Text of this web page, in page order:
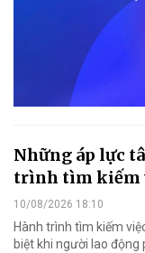
Những áp lực
trình tìm kiếm
10/08/2026 18:10
Hành trình tìm kiếm
biệt khi người lao động